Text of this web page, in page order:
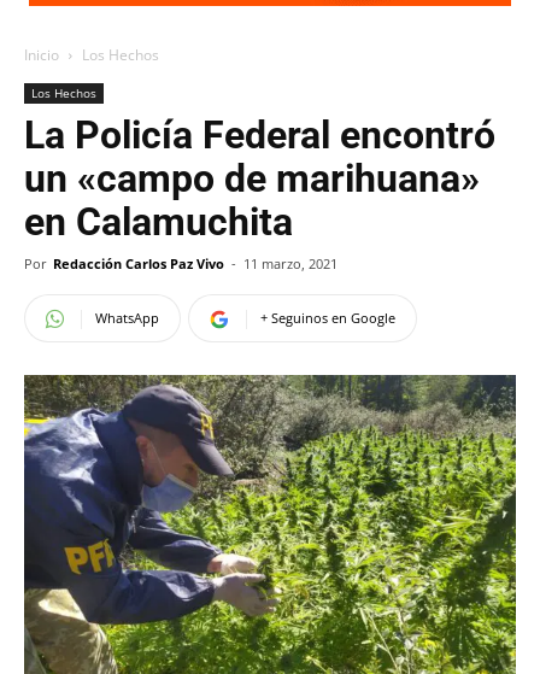
Inicio Los Hechos
Los Hechos
La Policía Federal encontró
un «campo de marihuana»
en Calamuchita
Por Redacción Carlos Paz Vivo - 11 marzo, 2021
WhatsApp + Seguinos en Google